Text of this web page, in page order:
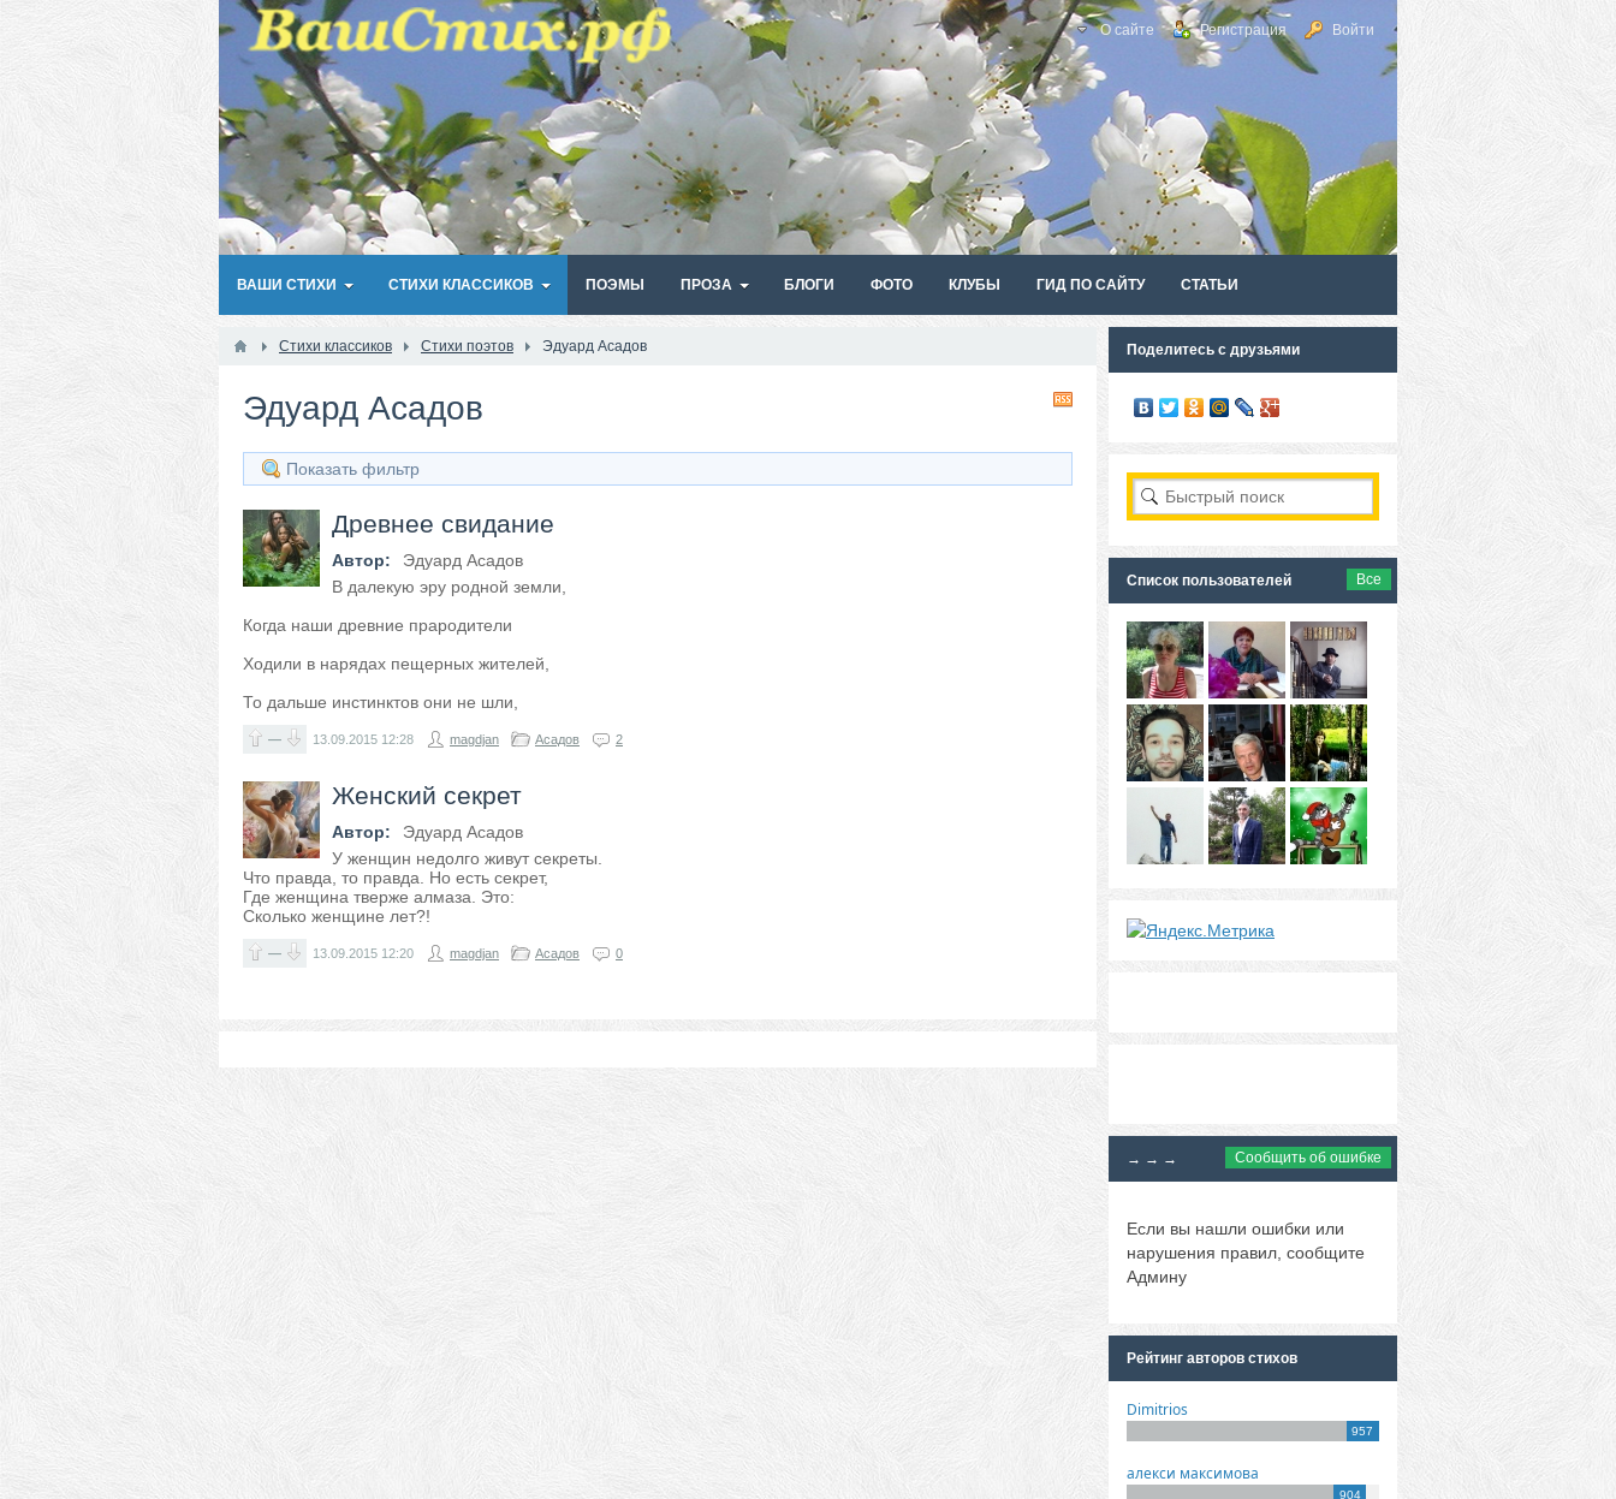
О сайте Регистрация Войти
ВАШИ СТИХИ СТИХИ КЛАССИКОВ ПОЭМЫ ПРОЗА БЛОГИ ФОТО КЛУБЫ ГИД ПО САЙТУ СТАТЬИ
Стихи классиков Стихи поэтов Эдуард Асадов
RSS
Эдуард Асадов
Показать фильтр
Древнее свидание
Автор:
Эдуард Асадов
В далекую эру родной земли,
Когда наши древние прародители
Ходили в нарядах пещерных жителей,
То дальше инстинктов они не шли,
— 13.09.2015 12:28 magdjan Асадов 2
Женский секрет
Автор:
Эдуард Асадов
У женщин недолго живут секреты.
Что правда, то правда. Но есть секрет,
Где женщина тверже алмаза. Это:
Сколько женщине лет?!
— 13.09.2015 12:20 magdjan Асадов 0
Поделитесь с друзьями
Список пользователей Все
→ → → Сообщить об ошибке
Если вы нашли ошибки или
нарушения правил, сообщите
Админу
Рейтинг авторов стихов
Dimitrios
957
алекси максимова
904